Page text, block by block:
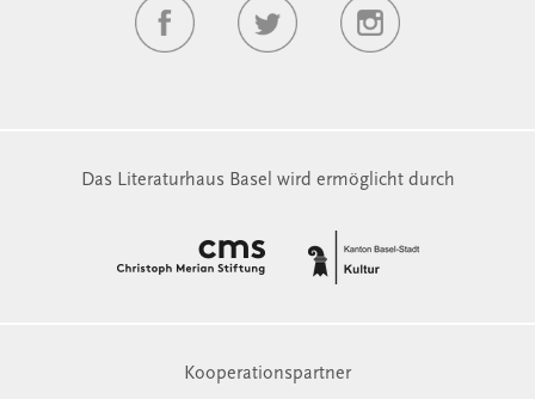
Das Literaturhaus Basel wird ermöglicht durch
Kooperationspartner